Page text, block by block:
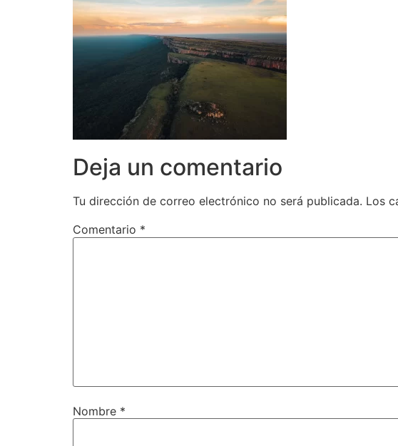
Deja un comentario
Tu dirección de correo electrónico no será publicada. Los
Comentario *
Nombre *